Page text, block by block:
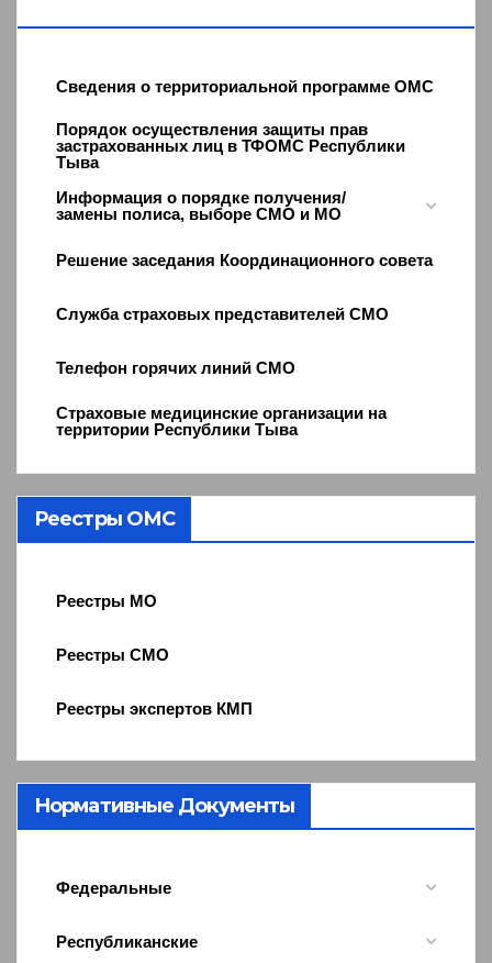
Сведения о территориальной программе ОМС
Порядок осуществления защиты прав
застрахованных лиц в ТФОМС Республики
Тыва
Информация о порядке получения/
замены полиса, выборе СМО и МО
Решение заседания Координационного совета
Служба страховых представителей СМО
Телефон горячих линий СМО
Страховые медицинские организации на
территории Республики Тыва
Реестры ОМС
Реестры МО
Реестры СМО
Реестры экспертов КМП
Нормативные Документы
Федеральные
Республиканские